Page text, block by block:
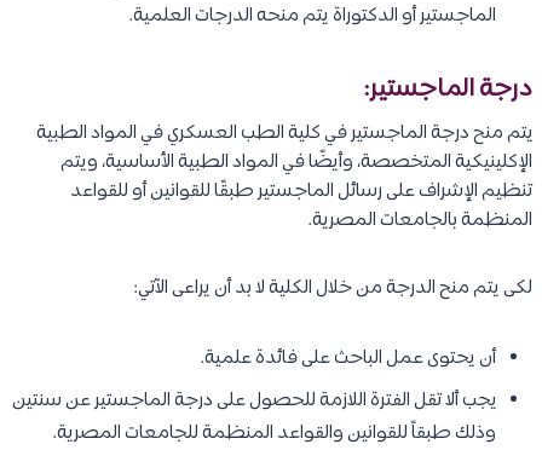
الماجستير أو الدكتوراة يتم منحه الدرجات العلمية.
درجة الماجستير:
يتم منح درجة الماجستير في كلية الطب العسكري في المواد الطبية
الإكلينيكية المتخصصة، وأيضًا في المواد الطبية الأساسية، ويتم
تنظيم الإشراف على رسائل الماجستير طبقًا للقوانين أو للقواعد
المنظمة بالجامعات المصرية.
لكى يتم منح الدرجة من خلال الكلية لا بد أن يراعى الآتي:
أن يحتوى عمل الباحث على فائدة علمية.
يجب ألا تقل الفترة اللازمة للحصول على درجة الماجستير عن سنتين
وذلك طبقاً للقوانين والقواعد المنظمة للجامعات المصرية.